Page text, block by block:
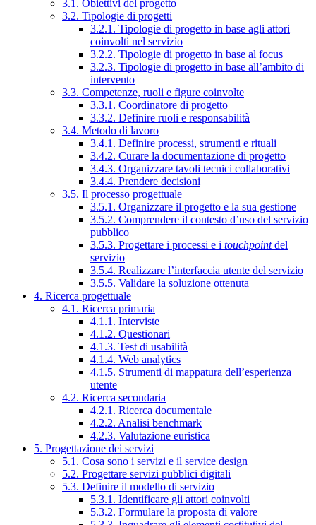
3.1. Obiettivi del progetto
3.2. Tipologie di progetti
3.2.1. Tipologie di progetto in base agli attori
coinvolti nel servizio
3.2.2. Tipologie di progetto in base al focus
3.2.3. Tipologie di progetto in base all’ambito di
intervento
3.3. Competenze, ruoli e figure coinvolte
3.3.1. Coordinatore di progetto
3.3.2. Definire ruoli e responsabilità
3.4. Metodo di lavoro
3.4.1. Definire processi, strumenti e rituali
3.4.2. Curare la documentazione di progetto
3.4.3. Organizzare tavoli tecnici collaborativi
3.4.4. Prendere decisioni
3.5. Il processo progettuale
3.5.1. Organizzare il progetto e la sua gestione
3.5.2. Comprendere il contesto d’uso del servizio
pubblico
3.5.3. Progettare i processi e i touchpointdel
servizio
3.5.4. Realizzare l’interfaccia utente del servizio
3.5.5. Validare la soluzione ottenuta
4. Ricerca progettuale
4.1. Ricerca primaria
4.1.1. Interviste
4.1.2. Questionari
4.1.3. Test di usabilità
4.1.4. Web analytics
4.1.5. Strumenti di mappatura dell’esperienza
utente
4.2. Ricerca secondaria
4.2.1. Ricerca documentale
4.2.2. Analisi benchmark
4.2.3. Valutazione euristica
5. Progettazione dei servizi
5.1. Cosa sono i servizi e il service design
5.2. Progettare servizi pubblici digitali
5.3. Definire il modello di servizio
5.3.1. Identificare gli attori coinvolti
5.3.2. Formulare la proposta di valore